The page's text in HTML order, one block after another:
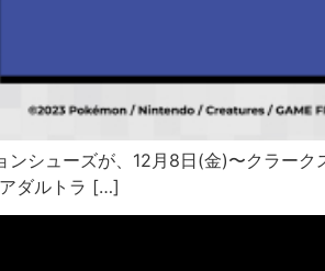
シューズが、12月8日(金)〜クラー
ダルトラ […]